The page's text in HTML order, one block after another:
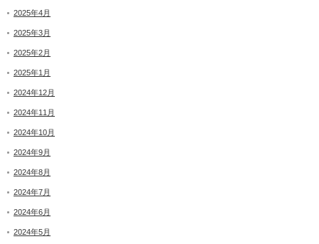
2025年4月
2025年3月
2025年2月
2025年1月
2024年12月
2024年11月
2024年10月
2024年9月
2024年8月
2024年7月
2024年6月
2024年5月